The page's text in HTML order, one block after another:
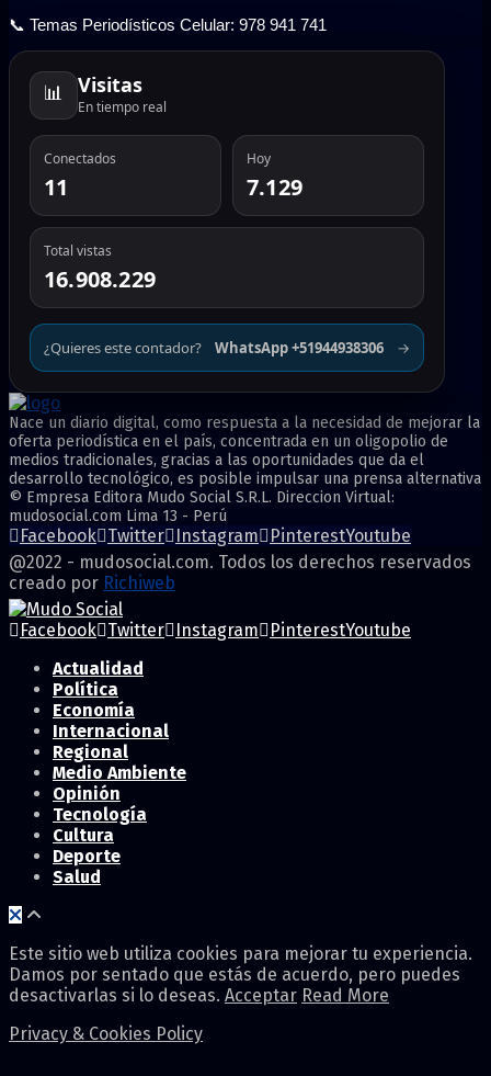
📞 Temas Periodísticos Celular: 978 941 741
📊 Visitas
En tiempo real
Conectados
11
Hoy
7.129
Total vistas
16.908.229
¿Quieres este contador? WhatsApp +51944938306 →
Nace un diario digital, como respuesta a la necesidad de mejorar la
oferta periodística en el país, concentrada en un oligopolio de
medios tradicionales, gracias a las oportunidades que da el
desarrollo tecnológico, es posible impulsar una prensa alternativa
© Empresa Editora Mudo Social S.R.L. Direccion Virtual:
mudosocial.com Lima 13 - Perú
Facebook Twitter Instagram PinterestYoutube
@2022 - mudosocial.com. Todos los derechos reservados
creado por Richiweb
Facebook Twitter Instagram PinterestYoutube
Actualidad
Política
Economía
Internacional
Regional
Medio Ambiente
Opinión
Tecnología
Cultura
Deporte
Salud
Este sitio web utiliza cookies para mejorar tu experiencia.
Damos por sentado que estás de acuerdo, pero puedes
desactivarlas si lo deseas. Acceptar Read More
Privacy & Cookies Policy